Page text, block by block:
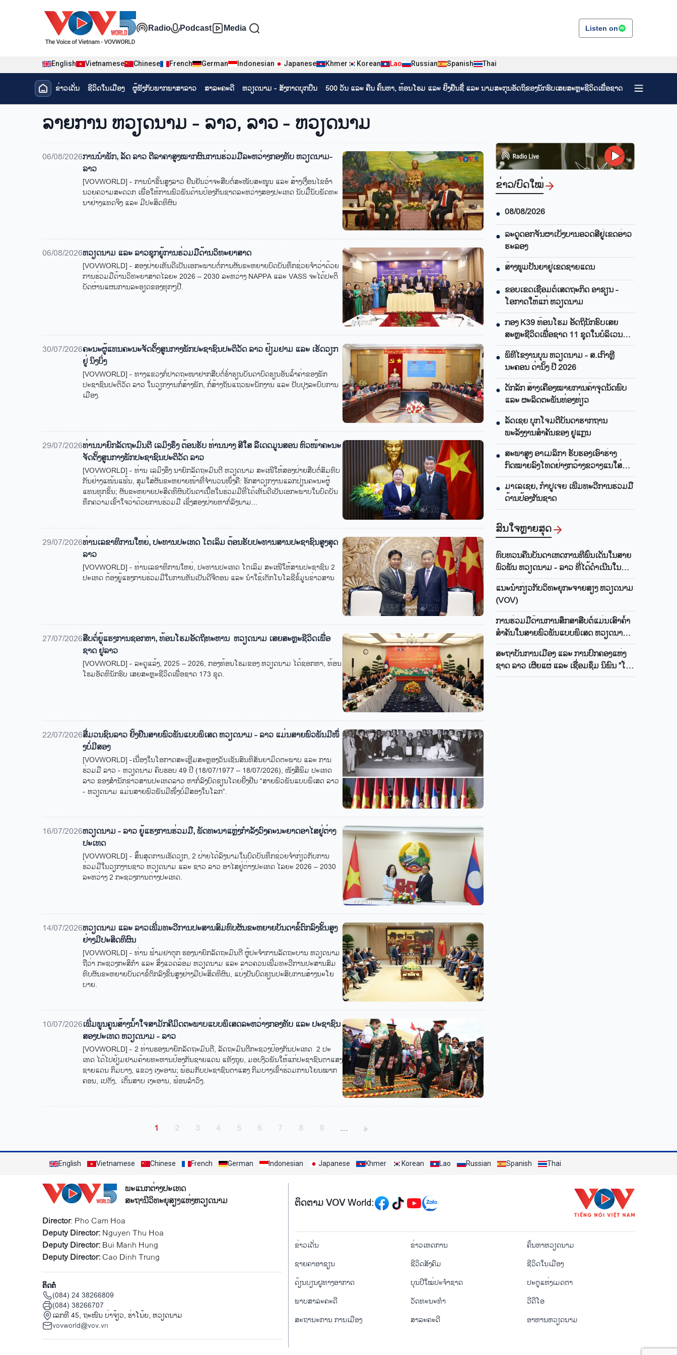
Đa phương tiện tiếng Lào
Radio Podcast Media Listen on
English Vietnamese Chinese French German Indonesian Japanese Khmer Korean Lao Russian Spanish Thai
Menu trang chủ tiếng Lào
ຂ່າວເດັ່ນ ຊີ​ວິດ​ໃນ​ເມືອງ ຜູ້​ຟັງ​ກັບ​ພາກ​ພາ​ສາ​ລາວ ສາລະຄະດີ ຫວຽດ​ນາມ - ສັງ​ກາດ​ບຸກ​ບືນ 500 ວັນ ແລະ ຄືນ ຄົ້ນຫາ, ທ້ອນໂຮມ ແລະ ຢັ້ງຢືນຊື່ ແລະ ນາມສະກຸນອັດຖິຂອງນັກຮົບເສຍສະຫຼະຊີວິດເພື່ອຊາດ
menu phụ tiếng Lào
ລາຍ​ການ ຫວຽດນາມ - ລາວ, ລາວ - ຫວຽດນາມ
06/08/2026ການ​ນຳ​ພັກ, ລັດ ລາວ ຕີ​ລາ​ຄາ​ສູງ​ໝາກ​ຜົນ​ການ​ຮ່ວມ​ມື​ລະ​ຫວ່າງກອງ​ທັບ ຫວຽດ​ນາມ-
ລາວ
[VOVWORLD] - ການ​ນຳ​ຂັ້ນ​ສູງ​ລາວ ຢືນ​ຢັນ​ວ່າ​ຈະ​ສືບ​ຕໍ່​ສະ​ໜັບ​ສະ​ໜູນ ແລະ ສ້າງ​ເງື່ອນ​ໄຂ​ອຳ​
ນວຍ​ຄວາມ​ສະ​ດວກ ເພື່ອ​ໃຫ້​ການ​ພົວ​ພັນ​ດ້ານ​ປ້ອງ​ກັນ​ຊາດ​ລະ​ຫວ່າງ​ສອງ​ປະ​ເທດ ນັບ​ມື້​ນັບ​ພັດ​ທະ​
ນາ​ຢ່າງ​ແທດ​ຈິງ ແລະ ມີ​ປະ​ສິດ​ທິ​ຜົນ
06/08/2026ຫວຽດ​ນາມ ແລະ ລາວ​ຊຸກ​ຍູ້​ການ​ຮ່ວມ​ມື​ດ້ານວ​ິ​ທະ​ຍາ​ສາດ
[VOVWORLD] - ສອງ​ຝ່າຍ​ເຫັນ​ດີ​ເປັນ​ເອ​ກະ​ພາບ​ຕໍ່​ການ​ຜັນ​ຂະ​ຫຍາຍ​ບົດ​ບັນ​ທຶກ​ຊ່ວຍ​ຈຳ​ວ່າ​ດ້ວຍ​
ການ​ຮ່ວມ​ມື​ດ້ານ​ວິ​ທະ​ຍາ​ສາດ​ໄລ​ຍະ 2026 – 2030 ລະ​ຫວ່າງ NAPPA ແລະ VASS ຈະ​ໄດ້​ປະ​ຕິ​
ບັດ​ຜ່ານ​ແຜນ​ການ​ລະ​ອຽດ​ຂອງ​ທຸກໆ​ປີ.
30/07/2026ຄະນະຜູ້ແທນຄະນະຈັດຕັ້ງສູນກາງພັກປະຊາຊົນປະຕິວັດ ລາວ ຢ້ຽມຢາມ ແລະ ເຮັດວຽກ
ຢູ່ ນິງບິ່ງ
[VOVWORLD] - ທາງແຂວງກໍ່ປາດຖະໜາຢາກສືບຕໍ່ຮ່ຳຮຽນບັນດາບົດຮຽນອັນລ້ຳຄ່າຂອງພັກ
ປະຊາຊົນປະຕິວັດ ລາວ ໃນວຽກງານກໍ່ສ້າງພັກ, ກໍ່ສ້າງຖັນແຖວພະນັກງານ ແລະ ປັບປຸງລະບົບການ
ເມືອງ.
29/07/2026​ທ່ານນາ​ຍົກ​ລັດ​ຖະ​ມົນ​ຕີ ເລ​ມິງ​ຮຶງ ຕ້ອນ​ຮັບ ​​ທ່ານນາງ ສີ​​ໃສ ລື​ເດ​ດ​ມູນ​ສອນ ຫົວ​ໜ້າ​ຄະ​ນະ​
ຈັດ​ຕັ້ງ​ສູນ​ກາງ​ພັກ​ປະ​ຊາ​ຊົນ​ປະ​ຕິ​ວັດ ລາວ
[VOVWORLD] - ທ່ານ ເລ​ມິງ​ຮຶງ ນາ​ຍົກ​ລັດ​ຖະ​ມົນ​ຕີ ຫວຽດ​ນາມ ສະ​ເໜີ​ໃຫ້​ສອງ​ຝ່າຍ​ສືບ​ຕໍ່​ສ​ົມ​ທົບ​
ກັນ​ຢ່າງ​ແໜ້ນ​ແຟ້ນ, ສຸມ​ໃສ່​ຜັນ​ຂະ​ຫຍາຍ​ໜ້າ​ທີ່​ຈ​ຳ​ນວນ​ໜຶ່ງຄື: ຮັກ​ສາ​ວຽກ​ງານ​ແລກ​ປ່ຽນ​ຄະ​ນະ​ຜູ້​
ແທນ​ທຸກ​ຂັ້ນ; ຜັນ​ຂະ​ຫຍາຍ​ປະ​ສິດ​ທິ​ຜົນ​ບັນ​ດາ​ເນື້ອ​ໃນ​ຮ່ວມ​ມື​ທີ່​ໄດ້​ເຫັນ​ດີ​ເປັນ​ເອ​ກະ​ພາບ​ໃນ​ບົດ​ບັນ​
ທຶກ​ຄວາມ​ເຂົ້າ​ໃຈ​ວ່າ​ດ້ວຍ​ການ​ຮ່ວມ​ມື ເຊິ່ງ​ສອງ​ຝ່າຍ​ຫາ​ກໍ່​ລົງ​ນາມ...
29/07/2026ທ່ານເລຂາທິການໃຫຍ່, ປະທານປະເທດ ໂຕເລິມ ຕ້ອນຮັບປະທານສານປະຊາຊົນສູງສຸດ
ລາວ
[VOVWORLD] - ທ່ານເລຂາທິການໃຫຍ່, ປະທານປະເທດ ໂຕເລິມ ສະເໜີໃຫ້ສານປະຊາຊົນ 2
ປະເທດ ຕ້ອງຍູ້ແຮງການຮ່ວມມືໃນການຫັນເປັນດີຈີຕອນ ແລະ ນຳໃຊ້ເຕັກໂນໂລຊີຂໍ້ມູນຂ່າວສານ
27/07/2026ສືບ​ຕໍ່​ຍູ້​ແຮງ​ການ​ຊອ​ກ​ຫາ, ທ້ອນ​ໂຮມ​ອັດ​ຖິ​ທະ​ຫານ​ ​ ຫວຽດ​ນາມ ເສຍ​ສະຫຼະ​ຊີ​ວິດ​ເພື່ອ​
ຊາດ ຢູ່​ລາວ
[VOVWORLD] - ລະ​ດູ​ແລ້ງ, 2025 – 2026, ກອງ​ທ້ອນ​ໂຮມ​ຂອງ ຫວຽດ​ນາມ ໄດ້​ຊອກ​ຫາ, ທ້ອນ​
ໂຮມ​ອັດ​ທິນັກ​ຮົບ ເສຍ​ສະຫຼະ​ຊີ​ວິດ​ເພື່ອ​ຊາດ 173 ຊຸດ.
22/07/2026ສື່ມວນ​ຊົນ​ລາວ ຢັ້ງ​ຢືນ​ສາຍ​ພົວ​ພັນ​ແບບ​ພິ​ເສດ ຫວຽດ​ນາມ - ລາວ ແມ່ນ​ສາຍ​ພົວ​ພັນ​ມີ​ໜຶ່​
ງ​ບໍ່​ມີ​ສອງ
[VOVWORLD] -ເນື່ອງ​ໃນ​ໂອ​ກາດ​ສະ​ເຫຼີມ​ສະຫຼອງວັນ​ເຊັນ​ສົນ​ທິ​ສັນ​ຍາ​ມິດ​ຕະ​ພາບ ແລະ ການ​
ຮ່ວມ​ມື ລາວ - ຫວຽດ​ນາມ ຄົບ​ຮອບ 49 ປີ (18/07/1977 – 18/07/2026), ໜັງ​ສື​ພິມ ປະ​ເທດ​
ລາວ ຂອງສຳ​ນັກ​ຂ່າວ​ສານ​ປະ​ເທດ​ລາວ ຫາ​ກໍ່​ລົງ​ບົດ​ຂຽນ​ໂດຍ​ຢັ້ງ​ຢືນ “ສາຍ​ພົວ​ພັນ​ແບບ​ພິ​ເສດ ລາວ
- ຫວຽດ​ນາມ ແມ່ນ​ສາຍ​ພົວ​ພັນ​ມີ​ໜຶ່ງ​ບໍ່​ມີ​ສອງ​ໃນ​ໂລກ”.
16/07/2026ຫວຽດນາມ - ລາວ ຍູ້ແຮງການຮ່ວມມື, ພັດທະນາແຫຼ່ງກຳລັງວົງຄະນະຍາດອາໄສຢູ່ຕ່າງ
ປະເທດ
[VOVWORLD] - ສິ້ນສຸດການເຮັດວຽກ, 2 ຝ່າຍໄດ້ລົງນາມໃນບົດບັນທຶກຊ່ວຍຈຳກ່ຽວກັບການ
ຮ່ວມມືໃນວຽກງານຊາວ ຫວຽດນາມ ແລະ ຊາວ ລາວ ອາໄສຢູ່ຕ່າງປະເທດ ໄລຍະ 2026 – 2030
ລະຫວ່າງ 2 ກະຊວງການຕ່າງປະເທດ.
14/07/2026ຫວຽດ​ນາມ ແລະ ລາວ​ເພີ່ມ​ທະ​ວີ​ການ​ປະ​ສານ​ສົມ​ທົບ​ຜັນ​ຂະ​ຫຍາຍ​ບັນ​ດາ​ຂໍ້​ຕົກ​ລົງ​ຂັ້ນ​ສູງ​
ຢ່າງ​ມີ​ປະ​ສິດ​ທິ​ຜົນ
[VOVWORLD] - ທ່ານ ຟ້າມ​ຢາ​ຕຸກ ຮອງ​ນາ​ຍົກ​ລັດ​ຖະ​ມົນ​ຕີ ຜູ້​ປະ​ຈຳ​ການ​ລັດ​ຖະ​ບານ ຫວຽດ​ນາມ​
ຖື​ວ່າ ກະ​ຊວງ​ກະ​ສິ​ກຳ ແລະ ສິ່ງ​ແວດ​ລ້ອມ ຫວຽດ​ນາມ ແລະ ລາວ​ຄວນ​ເພີ່ມ​ທະ​ວີ​ການ​ປະ​ສານ​ສົມ​
ທົບ​ຜັນ​ຂ​ະ​ຫຍາຍ​ບັນ​ດາ​ຂ​ໍ້​ຕົກ​ລົງ​ຂັ້ນ​ສູງ​ຢ່າງ​ມີ​ປະ​ສິດ​ທິ​ຜົນ, ແບ່ງ​ປັນ​ບົດ​ຮຽນ​ປະ​ສົບ​ການ​ສ້າງ​ນະ​ໂຍ​
ບາຍ.
10/07/2026ເພີ່​ມ​ພູນ​ຄູນ​ສ້າງ​ນ້ຳ​ໃຈ​ສາ​ມັກ​ຄີ​ມິດ​ຕະ​ພາບ​ແບບ​ພິ​ເສດ​ລະ​ຫວ່າງກອງ​ທັບ ແລະ ປະ​ຊາ​ຊົນ​
ສອງ​ປະ​ເທດ ຫວຽດ​ນາມ - ລາວ
[VOVWORLD] - 2 ທ່ານຮອງ​ນາ​ຍົກ​ລັດ​ຖະ​ມົນ​ຕີ, ລັດ​ຖະ​ມົນ​ຕີ​ກະ​ຊວງ​ປ້ອ​ງ​ກັນ​ປະ​ເທດ 2 ປະ​
ເທດ ໄດ້​ໄປ​ຢ້ຽມ​ຢາມ​ຄ້າຍ​ທະ​ຫານ​ປ້ອງ​ກັນ​ຊາຍ​ແດນ​ ແທັງ​ຖຸຍ, ມອບ​ງົວ​ພັນ​ໃຫ້​ແກ່​ປະ​ຊາ​ຊົນ​ຕາ​ແສງ​
ຊາຍ​ແດນ ກິມ​ບາງ, ແຂວງ ເງະ​ອານ; ພ້ອມ​ກັບ​ປະ​ຊາ​ຊົນ​ຕາ​ແສງ ກິມ​ບາງ​ເຂົ້າ​ຮ່ວມ​ການໂຍນ​ໝາກ​
ຄອນ, ເປ​ຕັງ, ເຕັ້ນ​ສາບ ເງະ​ອານ, ຟ້ອນ​ລຳ​ວົງ.
Trang hiện thời
1 Trang
2 Trang
3 Trang
4 Trang
5 Trang
6 Trang
7 Trang
8 Trang
9 …
ຂ່າວ/ບົດ​ໃໝ່
● 08/08/2026
● ລະດູດອກຈັນຜາເບັ່ງບານອວດສີຢູ່ເຂດອ່າວ
ຮະລອງ
● ສ້າງພູມປັນຍາຢູ່ເຂດຊາຍແດນ
● ຂອບເຂດເຊື່ອມຕໍ່ເສດຖະກິດ ອາຊຽນ -
ໂອກາດໃຫ້ແກ່ ຫວຽດນາມ
● ກອງ K39 ທ້ອນໂຮມ ອັດຖິນັກຮົບເສຍ
ສະຫຼະຊີວິດເພື່ອຊາດ 11 ຊຸດໃນບໍລິເວນ
ແຂວງ ອານຢາງ
● ພິທີໄຂງານບຸນ ຫວຽດນາມ - ສ.ເກົາຫຼີ
ນະຄອນ ດ່ານັ້ງ ປີ 2026
● ດັກລັກ ສ້າງເຄື່ອງໝາຍການຄ້າຈຸດນັດພົບ
ແລະ ຜະລິດຕະພັນທ່ອງທ່ຽວ
● ລັດເຊຍ ບຸກໂຈມຕີບັນດາຮາກຖານ
ພະລັງງານສຳຄັນຂອງ ຢູແກຼນ
● ສະພາສູງ ອາເມລິກາ ຮັບຮອງເອົາຮ່າງ
ກົດໝາຍລົງໂທດຢ່າງກວ້າງຂວາງແນໃສ່
ລັດເຊຍ
● ມາເລເຊຍ, ກຳປູເຈຍ ເພີ່ມທະວີການຮ່ວມມື
ດ້ານປ້ອງກັນຊາດ
ສົນ​ໃຈ​ຫຼາຍ​ສຸດ
ທົບ​ທວນ​ຄືນ​ບັນ​ດາ​ເຫດ​ການ​ທີ່​ພົ້​ນ​ເດັ່ນ​ໃນ​ສາຍ​
ພົວ​ພັນ ຫວຽດ​ນາມ - ລາວ ທີ່​ໄດ້​ດຳ​ເນີນ​ໃນ​
ເດືອນ​ພຶດ​ສ​ະ​ພາ 2026
ແນະ​ນຳ​ກ່ຽວ​ກັບ​ວິ​ທະ​ຍຸ​ກະ​ຈາຍ​ສຽງ ຫວຽດ​ນາມ
(VOV)
ການ​ຮ່ວມ​ມື​ດ້ານ​ການ​ສຶກ​ສາ​ສືບ​ຕໍ່​ແມ່ນ​ເສົາ​ຄ້ຳ​
ສຳ​ຄັນ​ໃນ​ສາຍ​ພົວ​ພັນ​ແບບ​ພິ​ເສດ ຫວຽດ​ນາມ -
ລາວ
ສະ​ຖາ​ບັນ​ການ​ເມືອງ ແລ​ະ ການ​ປົກ​ຄອງ​ແຫ່ງ​
ຊາດ ລາວ ເຜີຍ​ແຜ່ ແລະ ເຊື່ອມ​ຊຶມ ນິພົນ “ໂຮ່​
ຈີ​ມິນ​ ຄົບ​ຊຸດ”
English Vietnamese Chinese French German Indonesian Japanese Khmer Korean Lao Russian Spanish Thai
ພະແນກຕ່າງປະເທດ
ສະຖານີວິທະຍຸສຽງແຫ່ງຫວຽດນາມ
Director: Pho Cam Hoa
Deputy Director:Nguyen Thu Hoa
Deputy Director:Bui Manh Hung
Deputy Director:Cao Dinh Trung
ຕິດຕໍ່
(084) 24 38266809
(084) 38266707
ເລກທີ 45, ຖະໜົນ ບ່າ​ຈ້ຽວ, ຮ່າ​ໂນ້ຍ, ຫວຽດນາມ
vovworld@vov.vn
Mạng xã hội
ຕິດຕາມ VOV World:
menu footer tiếng Lào
ຂ່າວເດັ່ນ ຂ່າວເຫດການ
ຄົ້ນຫາຫວຽດນາມ
ຊາຍຄາອາຊຽນ
ຊີ​ວິດ​ສັງ​ຄົມ
ຊີ​ວິດ​ໃນ​ເມືອງ
ດ້ຽນບຽນ​ຝູທາງ​ອາກາດ
ບຸນປີໃໝ່ປະຈຳຊາດ
ປະຕູແຫ່ງເມດຕາ
ພາບສາລະຄະດີ
ວັດທະນະທໍາ
ວີດີໂອ
ສະຖານະການ ການເມືອງ
ສາລະຄະດີ ອາຫານຫວຽດນາມ